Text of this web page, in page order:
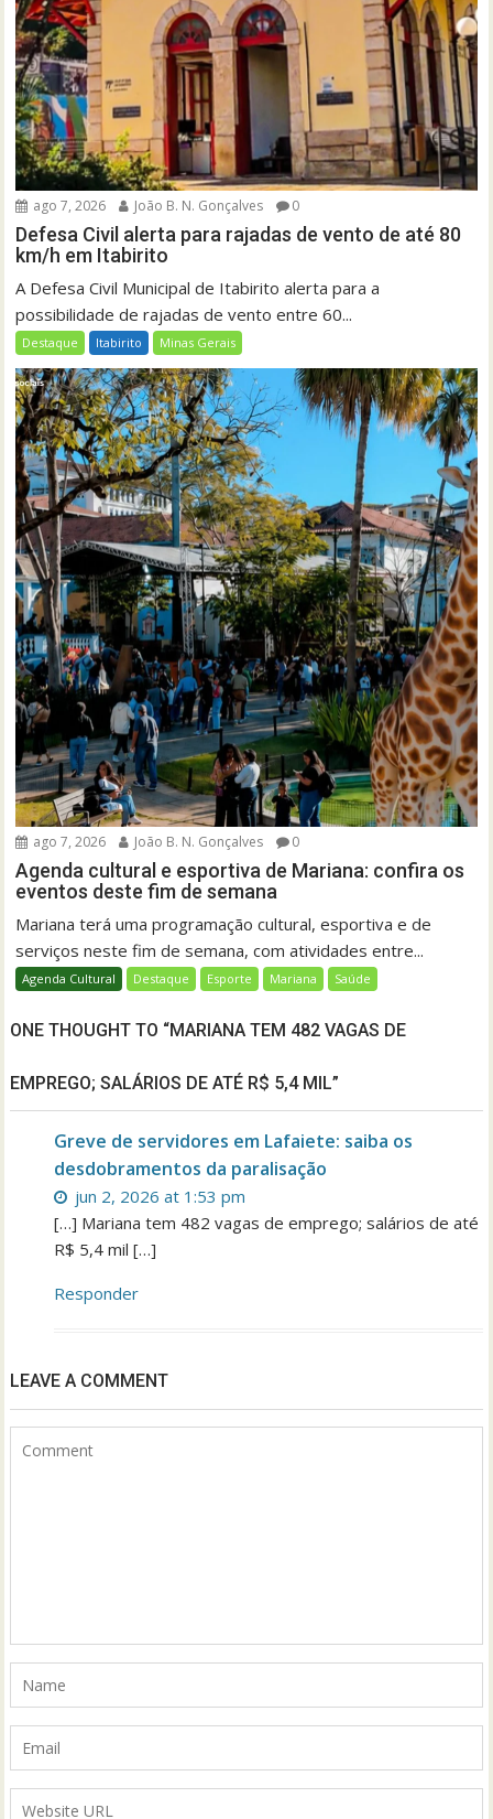
ago 7, 2026 João B. N. Gonçalves 0
Defesa Civil alerta para rajadas de vento de até 80
km/h em Itabirito
A Defesa Civil Municipal de Itabirito alerta para a
possibilidade de rajadas de vento entre 60...
Destaque Itabirito Minas Gerais
ago 7, 2026 João B. N. Gonçalves 0
Agenda cultural e esportiva de Mariana: confira os
eventos deste fim de semana
Mariana terá uma programação cultural, esportiva e de
serviços neste fim de semana, com atividades entre...
Agenda Cultural Destaque Esporte Mariana Saúde
ONE THOUGHT TO “MARIANA TEM 482 VAGAS DE
EMPREGO; SALÁRIOS DE ATÉ R$ 5,4 MIL”
Greve de servidores em Lafaiete: saiba os
desdobramentos da paralisação
jun 2, 2026 at 1:53 pm
[…] Mariana tem 482 vagas de emprego; salários de até
R$ 5,4 mil […]
Responder
LEAVE A COMMENT